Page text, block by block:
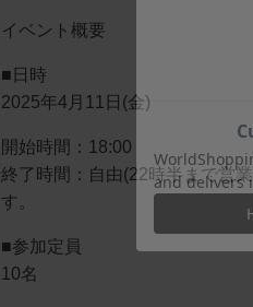
イベント概要
■日時
2025年4月11日(金)
開始時間：18:00
終了時間：自由(22時半まで営
す。
■参加定員
10名